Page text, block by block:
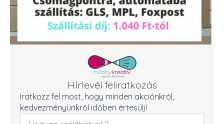
Hírlevél feliratkozás
Iratkozz fel most, hogy minden akciónkról,
kedvezményünkről időben értesülj!
Név